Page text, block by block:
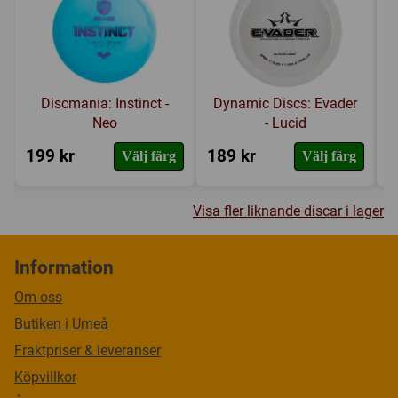
Discmania: Instinct -
Neo
199 kr Välj färg
Dynamic Discs: Evader
- Lucid
189 kr Välj färg
Visa fler liknande discar i lager
Information
Om oss
Butiken i Umeå
Fraktpriser & leveranser
Köpvillkor